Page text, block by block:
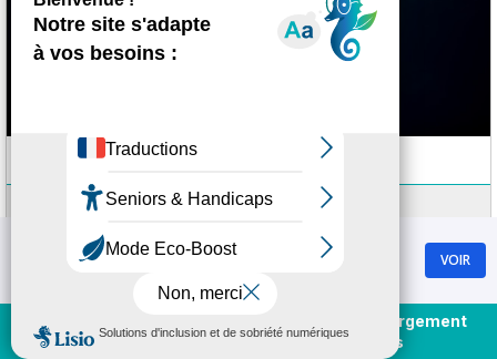
En direct
Achat et rechargement
forfaits
Eclipse totale à Chamrousse
Mercredi 12 août 2026
à partir de 16:00
Plus d'informations
Chamrousse
GRATUIT - Sur Google Play VOIR